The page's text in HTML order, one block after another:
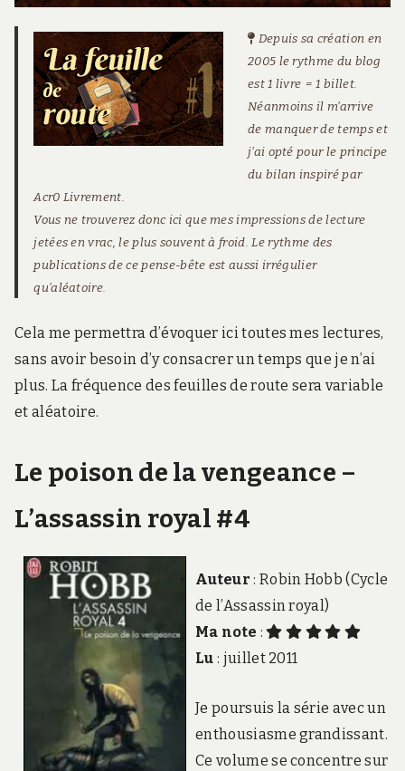
Depuis sa création en
2005 le rythme du blog
est 1 livre = 1 billet.
Néanmoins il m’arrive
de manquer de temps et
j’ai opté pour le principe
du bilan inspiré par
Acr0 Livrement.
Vous ne trouverez donc ici que mes impressions de lecture
jetées en vrac, le plus souvent à froid. Le rythme des
publications de ce pense-bête est aussi irrégulier
qu’aléatoire.
Cela me permettra d’évoquer ici toutes mes lectures,
sans avoir besoin d’y consacrer un temps que je n’ai
plus. La fréquence des feuilles de route sera variable
et aléatoire.
Le poison de la vengeance –
L’assassin royal #4
Auteur : Robin Hobb (Cycle
de l’Assassin royal)
Ma note :
Lu : juillet 2011
Je poursuis la série avec un
enthousiasme grandissant.
Ce volume se concentre sur